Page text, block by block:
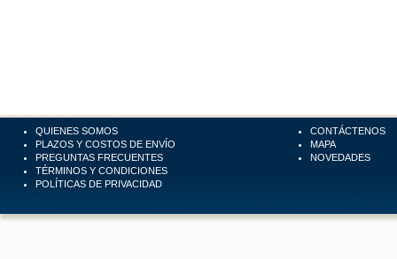
QUIENES SOMOS
PLAZOS Y COSTOS DE ENVÍO
PREGUNTAS FRECUENTES
TÉRMINOS Y CONDICIONES
POLÍTICAS DE PRIVACIDAD
CONTÁCTENOS
MAPA
NOVEDADES